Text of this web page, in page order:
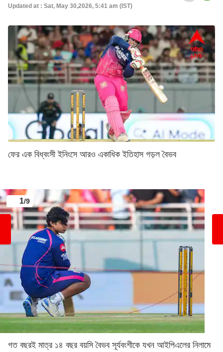
Updated at : Sat, May 30,2026, 5:41 am (IST)
ফের এক বিধ্বংসী ইনিংসে আরও একাধিক ইতিহাস গড়ল বৈভব
1/9
গত বছরই মাত্র ১৪ বছর বয়সি বৈভব সূর্যবংশীকে যখন আইপিএলের নিলামে